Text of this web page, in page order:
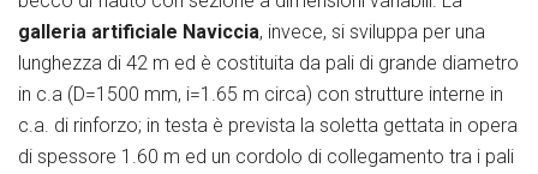
galleria artificiale Naviccia, invece, si sviluppa per una
lunghezza di 42 m ed è costituita da pali di grande diametro
in c.a (D=1500 mm, i=1.65 m circa) con strutture interne in
c.a. di rinforzo; in testa è prevista la soletta gettata in opera
di spessore 1.60 m ed un cordolo di collegamento tra i pali